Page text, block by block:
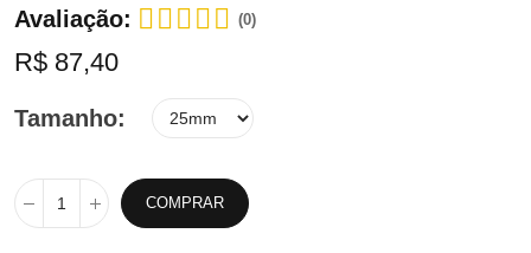
Avaliação:
(0)
R$ 87,40
Tamanho
COMPRAR